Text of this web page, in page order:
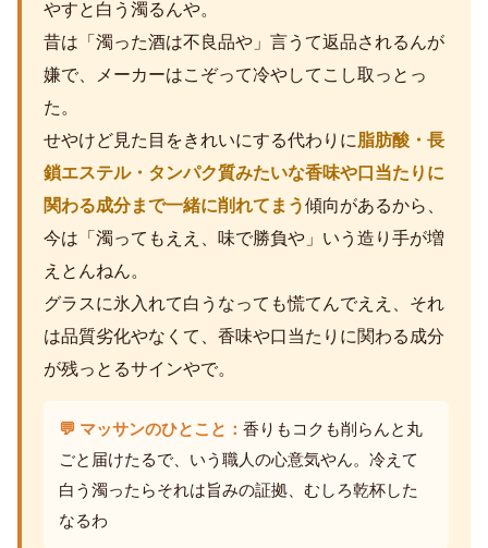
やすと白う濁るんや。
昔は「濁った酒は不良品や」言うて返品されるんが
嫌で、メーカーはこぞって冷やしてこし取っとっ
た。
せやけど見た目をきれいにする代わりに脂肪酸・長
鎖エステル・タンパク質みたいな香味や口当たりに
関わる成分まで一緒に削れてまう傾向があるから、
今は「濁ってもええ、味で勝負や」いう造り手が増
えとんねん。
グラスに氷入れて白うなっても慌てんでええ、それ
は品質劣化やなくて、香味や口当たりに関わる成分
が残っとるサインやで。
💬 マッサンのひとこと： 香りもコクも削らんと丸
ごと届けたるで、いう職人の心意気やん。冷えて
白う濁ったらそれは旨みの証拠、むしろ乾杯した
なるわ